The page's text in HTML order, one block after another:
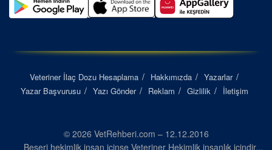
Veteriner İlaç Dozu Hesaplama Hakkımızda
Yazarlar
Yazar Başvurusu
Yazı Gönder Reklam Gizlilik İletişim
© 2026 VetRehberi.com – 12.12.2016
Beşeri hekimlik insan içinse Veteriner Hekimlik insanlık içindir...